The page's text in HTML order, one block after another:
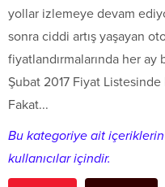
yollar izlemeye devam
sonra ciddi artış yaşayan
fiyatlandırmalarında her ay
Şubat 2017 Fiyat
Fakat...
Bu kategoriye ait içeriklerin
kullanıcılar içindir.